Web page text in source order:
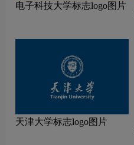
电子科技大学标志logo图片
天津大学标志logo图片